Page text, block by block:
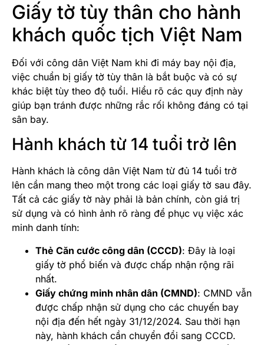
Giấy tờ tùy thân cho hành
khách quốc tịch Việt Nam
Đối với công dân Việt Nam khi đi máy bay nội địa,
việc chuẩn bị giấy tờ tùy thân là bắt buộc và có sự
khác biệt tùy theo độ tuổi. Hiểu rõ các quy định này
giúp bạn tránh được những rắc rối không đáng có tại
sân bay.
Hành khách từ 14 tuổi trở lên
Hành khách là công dân Việt Nam từ đủ 14 tuổi trở
lên cần mang theo một trong các loại giấy tờ sau đây.
Tất cả các giấy tờ này phải là bản chính, còn giá trị
sử dụng và có hình ảnh rõ ràng để phục vụ việc xác
minh danh tính:
Thẻ Căn cước công dân (CCCD): Đây là loại
giấy tờ phổ biến và được chấp nhận rộng rãi
nhất.
Giấy chứng minh nhân dân (CMND): CMND vẫn
được chấp nhận sử dụng cho các chuyến bay
nội địa đến hết ngày 31/12/2024. Sau thời hạn
này, hành khách cần chuyển đổi sang CCCD.